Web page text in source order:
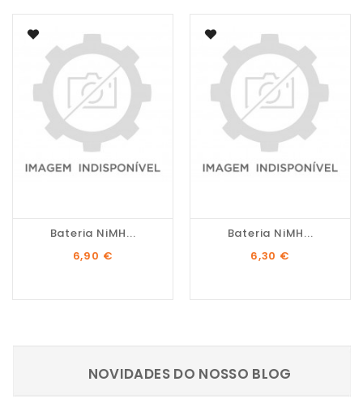
Bateria NiMH...
Preço
6,90 €
Bateria NiMH...
Preço
6,30 €
NOVIDADES DO NOSSO BLOG